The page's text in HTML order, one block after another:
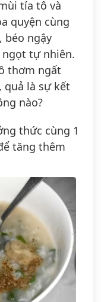
tía tô và
quyện cùng
béo ngậy
tự nhiên.
thơm ngất
quả là sự kết
nào?
thức cùng 1
tăng thêm